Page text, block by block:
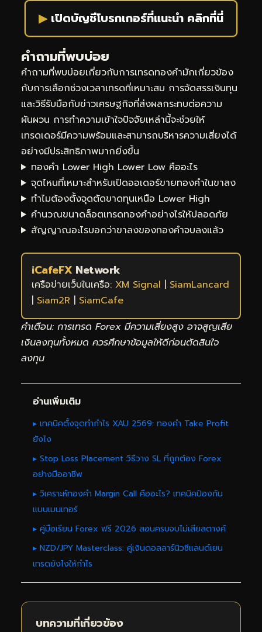
▶เปิดบัญชีโบรกเกอร์ที่แนะนำ คลิกที่นี่
คำถามที่พบบ่อย
คำถามที่พบบ่อยเกี่ยวกับการเทรดทองคำมักเกี่ยวข้อง
กับการเลือกช่วงเวลาเทรดที่เหมาะสม การจัดสรรเงินทุน
และวิธีรับมือกับข่าวเศรษฐกิจที่ส่งผลกระทบต่อความ
ผันผวน การทำความเข้าใจปัจจัยเหล่านี้จะช่วยให้
เทรดเดอร์มีความพร้อมและสามารถบริหารความเสี่ยงได้
อย่างมีประสิทธิภาพมากยิ่งขึ้น
ทองคำ Lower High Lower Low คืออะไร
จุดไหนที่เหมาะสำหรับเปิดออเดอร์ขายทองคำในขาลง
ทำไมต้องตั้งจุดตัดขาดทุนเหนือ Lower High
คำนวณขนาดล็อตเทรดทองคำอย่างไรให้ปลอดภัย
สัญญาณอะไรบอกว่าขาลงของทองคำจบลงแล้ว
iCafeFX Network
เครือข่ายเว็บในเครือ: XM Signal | SiamLancard
| Siam2R | SiamCafe
คำเตือน: การเทรด Forex มีความเสี่ยงสูง อาจสูญเสีย
เงินลงทุนทั้งหมด ควรศึกษาข้อมูลให้ดีก่อนตัดสินใจ
ลงทุน
อ่านเพิ่มเติม
▸ เทคนิคตั้งจุดทำกำไร XAU 2569: ทองคำ Take Profit
ยังไง
▸ Stop Loss Placement วิธีวาง SL ที่ถูกต้อง Forex
อย่างมืออาชีพ
▸ วิเคราะห์ทองคำ Margin Call คืออะไร? เทคนิคป้องกัน
แบบเมนเทอร์
▸ คู่มือเรียน Forex ฟรี 2026 สอนครบจบไม่เสียสตางค์
▸ NZD/JPY Masterclass: คู่เงินดอลลาร์นิวซีแลนด์เยน
เทรดยังไงให้กำไร
บทความที่เกี่ยวข้อง